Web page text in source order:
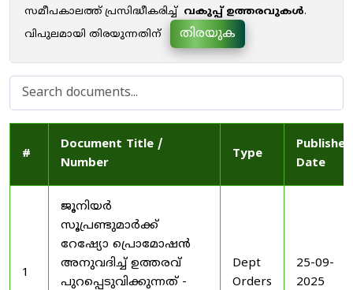
സമീപകാലത്ത് പ്രസിദ്ധീകരിച്ച് വകുപ്പ് ഉത്തരവുകൾ.
വിപുലമായി തിരയുന്നതിന്
തിരയുക
#
Document Title /
Number
Type
Published
Date
1
ജൂനിയർ
സൂപ്രണ്ടുമാർക്ക്
റേഷ്യോ പ്രൊമോഷൻ
അനുവദിച്ച് ഉത്തരവ്
പുറപ്പെടുവിക്കുന്നത് -
Dept
Orders
25-09-
2025